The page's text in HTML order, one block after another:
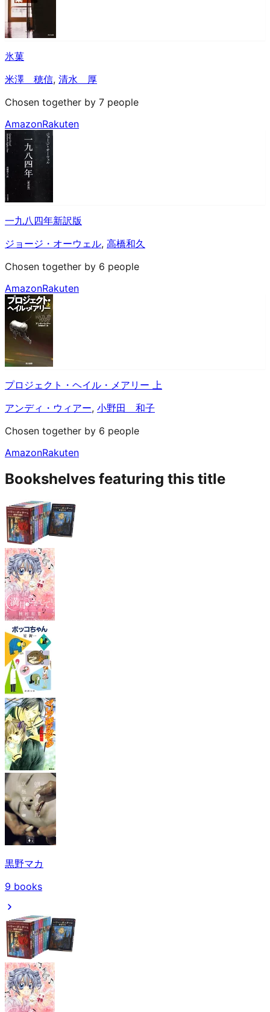
氷菓
米澤 穂信, 清水 厚
Chosen together by 7 people
AmazonRakuten
一九八四年新訳版
ジョージ・オーウェル, 高橋和久
Chosen together by 6 people
AmazonRakuten
プロジェクト・ヘイル・メアリー 上
アンディ・ウィアー, 小野田 和子
Chosen together by 6 people
AmazonRakuten
Bookshelves featuring this title
黒野マカ
9 books